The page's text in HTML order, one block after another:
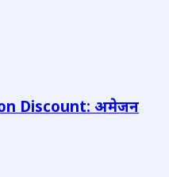
Discount: अमेजन